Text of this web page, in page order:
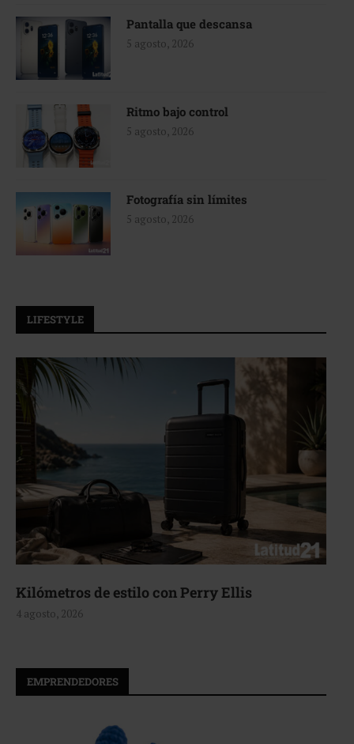
Pantalla que descansa
5 agosto, 2026
Ritmo bajo control
5 agosto, 2026
Fotografía sin límites
5 agosto, 2026
LIFESTYLE
Aerie, texturas que fluyen
4 agosto, 2026
EMPRENDEDORES